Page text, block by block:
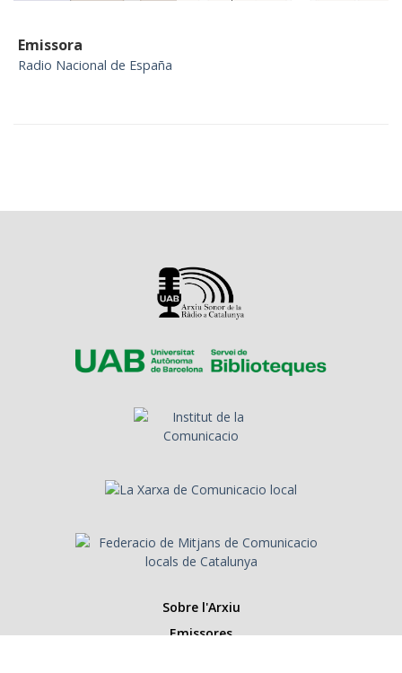
Emissora
Radio Nacional de España
Sobre l'Arxiu
Emissores